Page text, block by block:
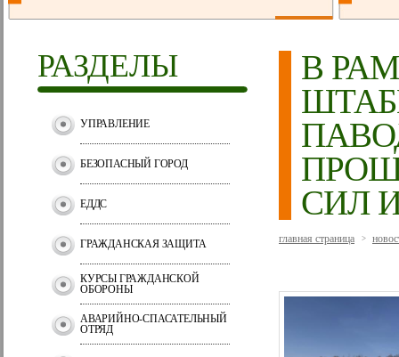
РАЗДЕЛЫ
УПРАВЛЕНИЕ
БЕЗОПАСНЫЙ ГОРОД
ЕДДС
ГРАЖДАНСКАЯ ЗАЩИТА
КУРСЫ ГРАЖДАНСКОЙ
ОБОРОНЫ
АВАРИЙНО-СПАСАТЕЛЬНЫЙ
ОТРЯД
В
СИЛ
главная страница >